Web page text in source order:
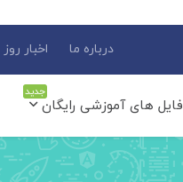
درباره ما اخبار روز
فایل های آموزشی رایگان
جدید